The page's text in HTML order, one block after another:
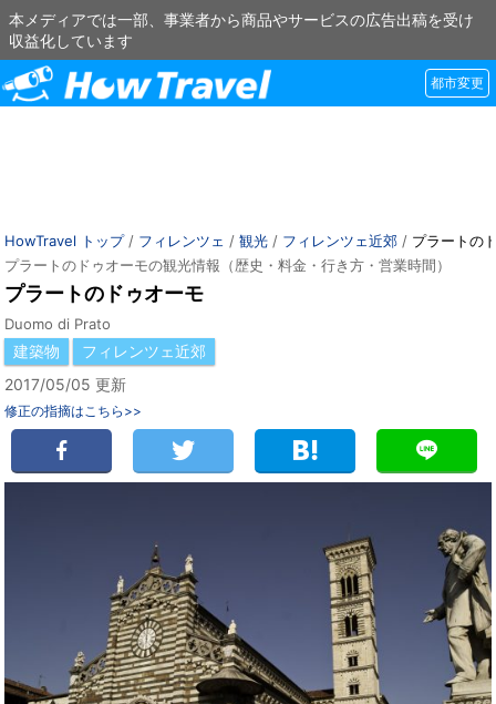
本メディアでは一部、事業者から商品やサービスの広告出稿を受け
収益化しています
都市変更
HowTravel トップ/ フィレンツェ / 観光 / フィレンツェ近郊 / プラートの
プラートのドゥオーモの観光情報（歴史・料金・行き方・営業時間）
プラートのドゥオーモ
Duomo di Prato
建築物
フィレンツェ近郊
2017/05/05 更新
修正の指摘はこちら>>